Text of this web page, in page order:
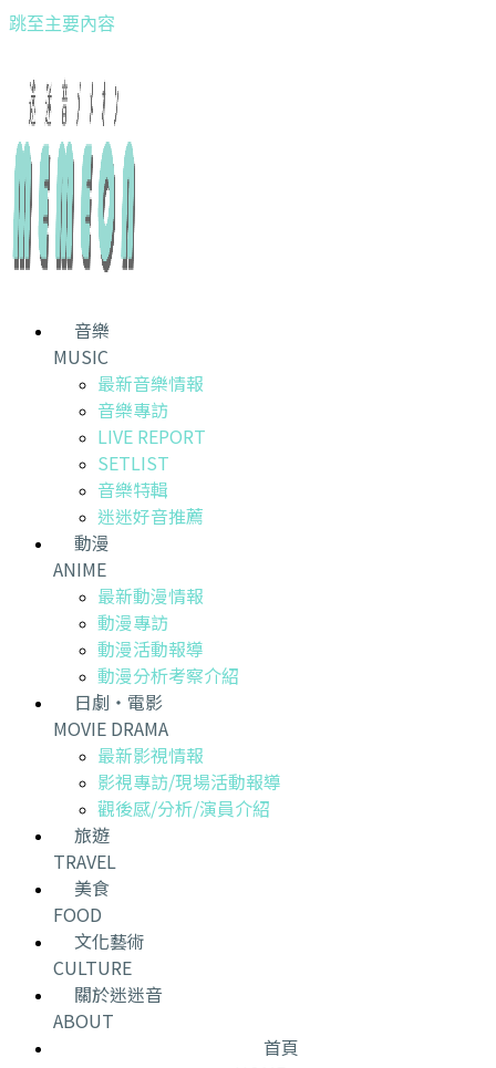
跳至主要內容
音樂
MUSIC
最新音樂情報
音樂專訪
LIVE REPORT
SETLIST
音樂特輯
迷迷好音推薦
動漫
ANIME
最新動漫情報
動漫專訪
動漫活動報導
動漫分析考察介紹
日劇・電影
MOVIE DRAMA
最新影視情報
影視專訪/現場活動報導
觀後感/分析/演員介紹
旅遊
TRAVEL
美食
FOOD
文化藝術
CULTURE
關於迷迷音
ABOUT
首頁